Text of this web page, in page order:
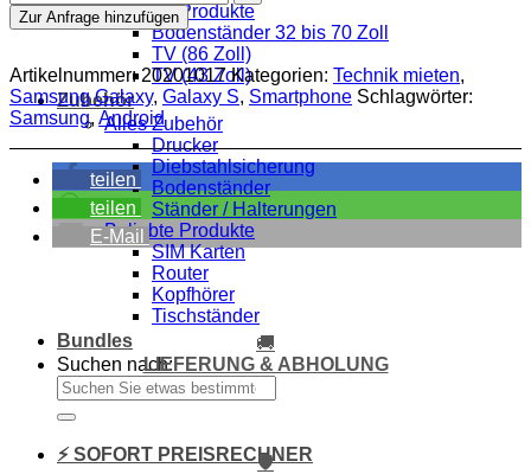
Beliebte Produkte
Bodenständer 32 bis 70 Zoll
TV (86 Zoll)
TV (43 Zoll)
Zubehör
Alles Zubehör
Drucker
Diebstahlsicherung
Bodenständer
Ständer / Halterungen
Beliebte Produkte
SIM Karten
Router
Kopfhörer
Tischständer
Bundles
Suchen nach:
⚡ SOFORT PREISRECHNER
Zur Anfrage hinzufügen
Artikelnummer:20201017 Kategorien: Technik mieten,
Samsung Galaxy, Galaxy S, Smartphone Schlagwörter:
Samsung, Android
teilen
teilen
E-Mail
🚚
LIEFERUNG & ABHOLUNG
🛡️